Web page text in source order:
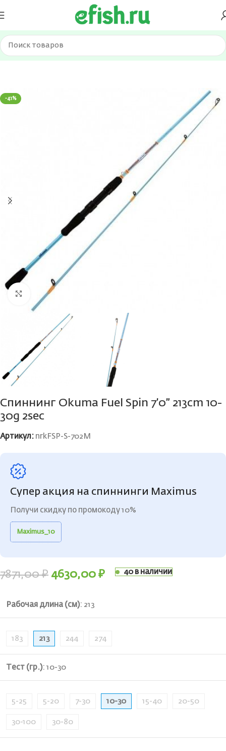
Главная Удилища Спиннинги
-41%
Нажмите, чтобы увеличить
Спиннинг Okuma Fuel Spin 7’0” 213cm 10-
30g 2sec
Артикул: nrkFSP-S-702M
Супер акция на спиннинги Maximus
Получи скидку по промокоду 10%
Maximus_10
7871,00₽ 4630,00 ₽ 40 в наличии
Рабочая длина (см): 213
183 213 244 274
Тест (гр.): 10-30
5-25 5-20 7-30 10-30 15-40 20-50
30-100 30-80